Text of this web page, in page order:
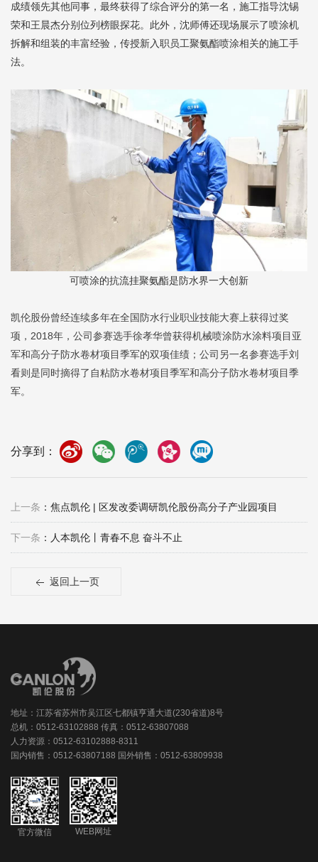
成绩领先其他同事，最终获得了综合评分的第一名，施工指导沈锡
荣和王晨杰分别位列榜眼探花。此外，沈师傅还现场展示了喷涂机
拆解和组装的丰富经验，传授新入职员工聚氨酯喷涂相关的施工手
法。
可喷涂的抗流挂聚氨酯是防水界一大创新
凯伦股份曾经连续多年在全国防水行业职业技能大赛上获得过奖
项，2018年，公司参赛选手徐孝华曾获得机械喷涂防水涂料项目亚
军和高分子防水卷材项目季军的双项佳绩；公司另一名参赛选手刘
看则是同时摘得了自粘防水卷材项目季军和高分子防水卷材项目季
军。
分享到：
上一条 ：焦点凯伦 | 区发改委调研凯伦股份高分子产业园项目
下一条 ：人本凯伦丨青春不息 奋斗不止
返回上一页
地址：江苏省苏州市吴江区七都镇亨通大道(230省道)8号
总机：0512-63102888 传真：0512-63807088
人力资源：0512-63102888-8311
国内销售：0512-63807188 国外销售：0512-63809938
官方微信 WEB网址